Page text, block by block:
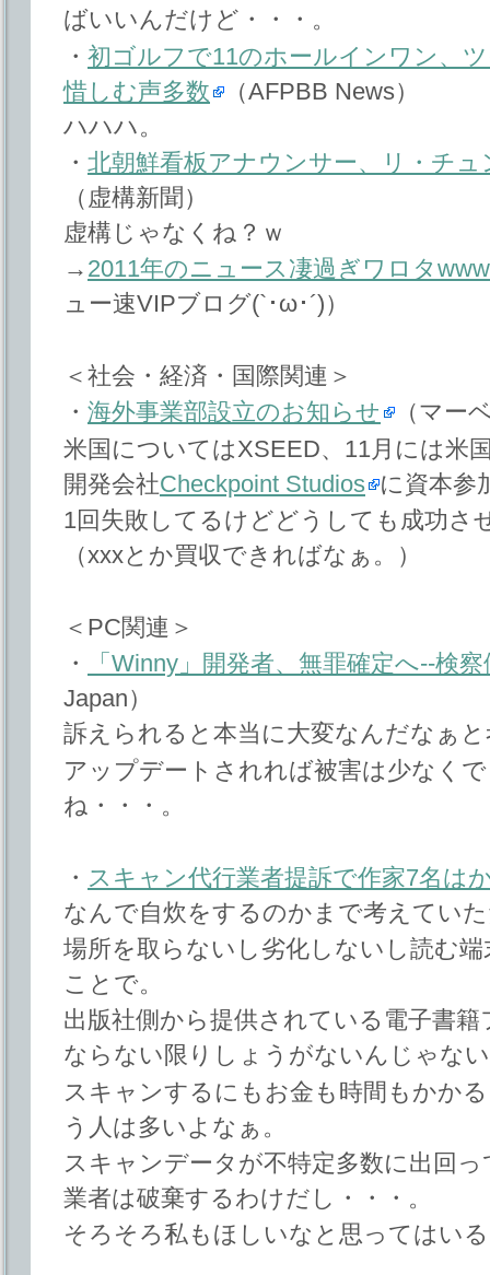
ばいいんだけど・・・。
・ 初ゴルフで11のホールインワン、
惜しむ声多数
（AFPBB News）
ハハハ。
・ 北朝鮮看板アナウンサー、リ・チ
（虚構新聞）
虚構じゃなくね？ｗ
→ 2011年のニュース凄過ぎワロタ
ュー速VIPブログ(`･ω･´)）
＜社会・経済・国際関連＞
・ 海外事業部設立のお知らせ
（マー
米国についてはXSEED、11月には米
開発会社Checkpoint Studios に資本参
1回失敗してるけどどうしても成功さ
（xxxとか買収できればなぁ。）
＜PC関連＞
・
「Winny」開発者、無罪確定へ--検
Japan）
訴えられると本当に大変なんだなぁ
アップデートされれば被害は少なく
ね・・・。
・ スキャン代行業者提訴で作家7名は
なんで自炊をするのかまで考えてい
場所を取らないし劣化しないし読む
ことで。
出版社側から提供されている電子書
ならない限りしょうがないんじゃな
スキャンするにもお金も時間もかか
う人は多いよなぁ。
スキャンデータが不特定多数に出回
業者は破棄するわけだし・・・。
そろそろ私もほしいなと思ってはい